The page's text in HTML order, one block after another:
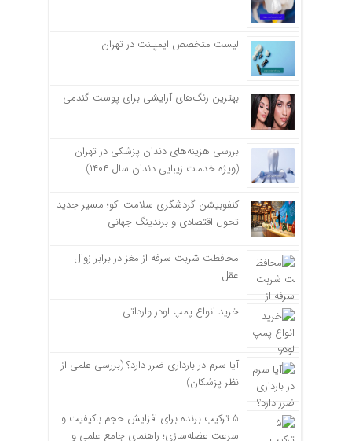
لیست متخصص ایمپلنت در تهران
بهترین رنگ‌های آرایشی برای پوست گندمی
بررسی هزینه‌های دندان پزشکی در تهران
(ویژه خدمات زیبایی دندان سال ۱۴۰۴)
کنفوبیشن گردشگری سلامت اکو؛ مسیر جدید
تحول اقتصادی و برندینگ جهانی
محافظت شربت سرفه از مغز در برابر زوال
عقل
خرید انواع پمپ لودر وارداتی
آیا سرم در بارداری ضرر دارد؟ (بررسی علمی از
نظر پزشکان)
۵ ترکیب برنده برای افزایش حجم باکیفیت و
سرعت عضله‌سازی؛ راهنمای جامع علمی و